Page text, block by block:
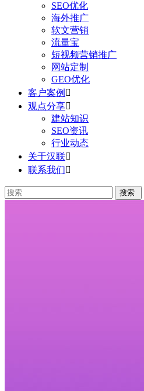
SEO优化
海外推广
软文营销
流量宝
短视频营销推广
网站定制
GEO优化
客户案例 
观点分享
建站知识
SEO资讯
行业动态
关于汉联
联系我们